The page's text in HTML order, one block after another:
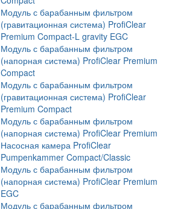
Модуль с барабанным фильтром
(гравитационная система) ProfiClear
Premium Compact-L gravity EGC
Модуль с барабанным фильтром
(напорная система) ProfiClear Premium
Compact
Модуль с барабанным фильтром
(гравитационная система) ProfiClear
Premium Compact
Модуль с барабанным фильтром
(напорная система) ProfiClear Premium
Насосная камера ProfiClear
Pumpenkammer Compact/Classic
Модуль с барабанным фильтром
(напорная система) ProfiClear Premium
EGC
Модуль с барабанным фильтром